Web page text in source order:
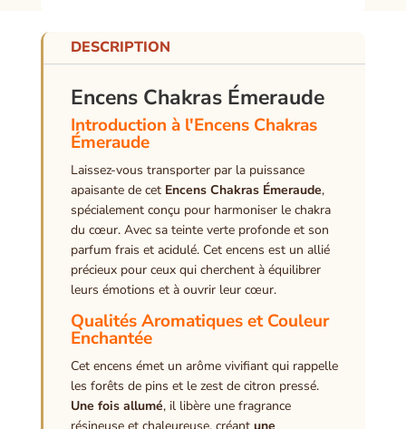
DESCRIPTION
Encens Chakras Émeraude
Introduction à l'Encens Chakras
Émeraude
Laissez-vous transporter par la puissance
apaisante de cet Encens Chakras Émeraude,
spécialement conçu pour harmoniser le chakra
du cœur. Avec sa teinte verte profonde et son
parfum frais et acidulé. Cet encens est un allié
précieux pour ceux qui cherchent à équilibrer
leurs émotions et à ouvrir leur cœur.
Qualités Aromatiques et Couleur
Enchantée
Cet encens émet un arôme vivifiant qui rappelle
les forêts de pins et le zest de citron pressé.
Une fois allumé, il libère une fragrance